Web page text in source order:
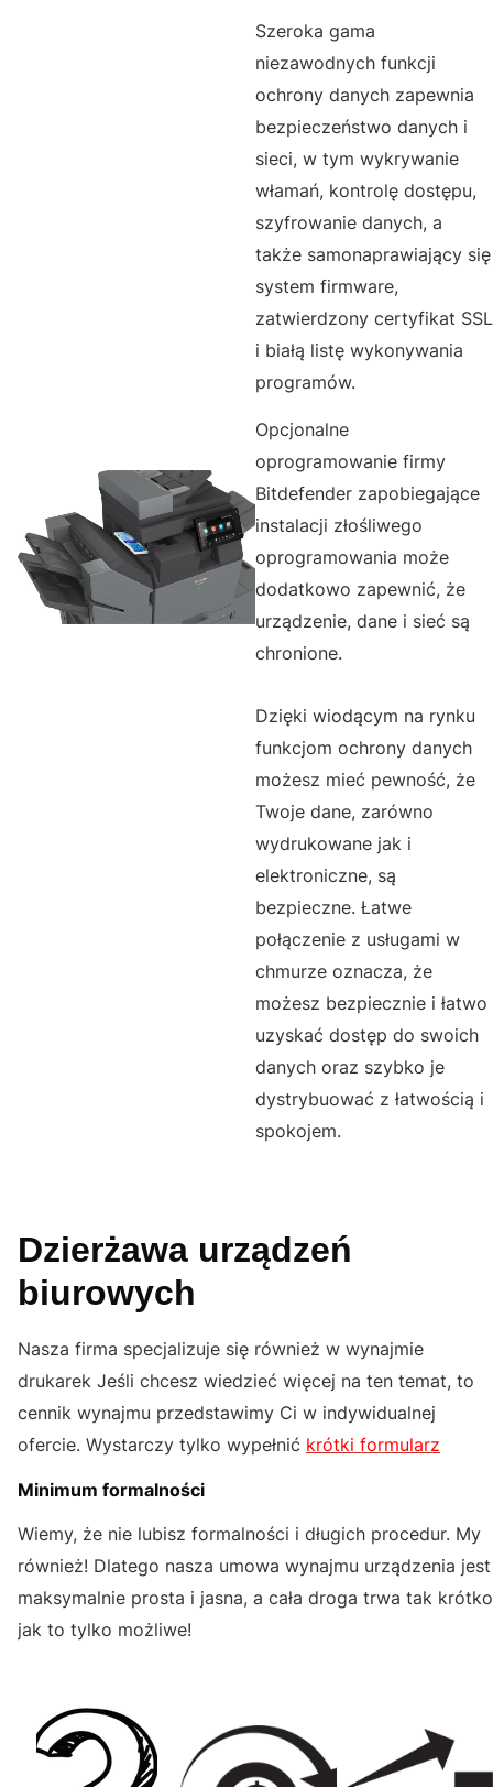
Szeroka gama
niezawodnych funkcji
ochrony danych zapewnia
bezpieczeństwo danych i
sieci, w tym wykrywanie
włamań, kontrolę dostępu,
szyfrowanie danych, a
także samonaprawiający się
system firmware,
zatwierdzony certyfikat SSL
i białą listę wykonywania
programów.
Opcjonalne
oprogramowanie firmy
Bitdefender zapobiegające
instalacji złośliwego
oprogramowania może
dodatkowo zapewnić, że
urządzenie, dane i sieć są
chronione.
Dzięki wiodącym na rynku
funkcjom ochrony danych
możesz mieć pewność, że
Twoje dane, zarówno
wydrukowane jak i
elektroniczne, są
bezpieczne. Łatwe
połączenie z usługami w
chmurze oznacza, że
możesz bezpiecznie i łatwo
uzyskać dostęp do swoich
danych oraz szybko je
dystrybuować z łatwością i
spokojem.
Dzierżawa urządzeń
biurowych
Nasza firma specjalizuje się również w wynajmie
drukarek Jeśli chcesz wiedzieć więcej na ten temat, to
cennik wynajmu przedstawimy Ci w indywidualnej
ofercie. Wystarczy tylko wypełnić krótki formularz
Minimum formalności
Wiemy, że nie lubisz formalności i długich procedur. My
również! Dlatego nasza umowa wynajmu urządzenia jest
maksymalnie prosta i jasna, a cała droga trwa tak krótko
jak to tylko możliwe!